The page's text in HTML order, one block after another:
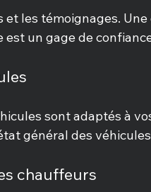
et les témoignages.
un gage de
sont adaptés à
général des
chauffeurs